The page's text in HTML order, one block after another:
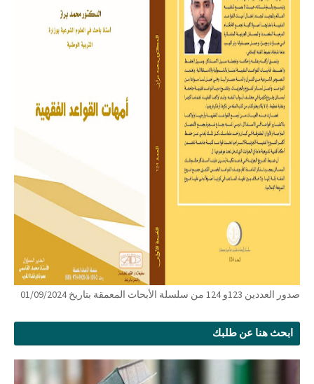
صدور العددين 123و 124 من سلسلة الأبحاث المعمقة بتاريخ 01/09/2024
ابحث هنا عن طلبك